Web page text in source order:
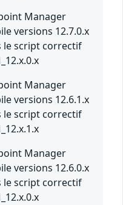
Manager
versions 12.7.0.x
le script correctif
Manager
versions 12.6.1.x
le script correctif
Manager
versions 12.6.0.x
le script correctif